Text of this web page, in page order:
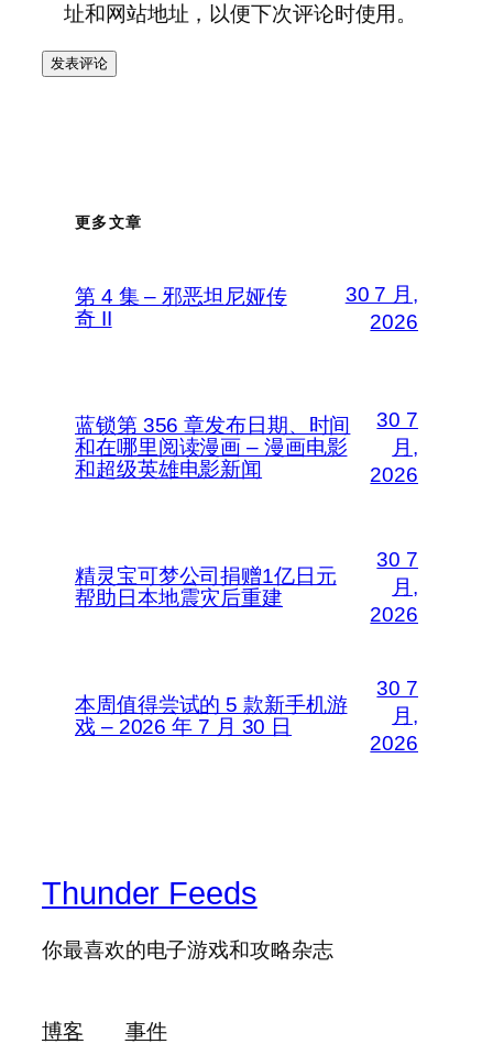
址和网站地址，以便下次评论时使用。
更多文章
第 4 集 – 邪恶坦尼娅传
奇 II
30 7 月,
2026
蓝锁第 356 章发布日期、时间
和在哪里阅读漫画 – 漫画电影
和超级英雄电影新闻
30 7
月,
2026
精灵宝可梦公司捐赠1亿日元
帮助日本地震灾后重建
30 7
月,
2026
本周值得尝试的 5 款新手机游
戏 – 2026 年 7 月 30 日
30 7
月,
2026
Thunder Feeds
你最喜欢的电子游戏和攻略杂志
博客
事件